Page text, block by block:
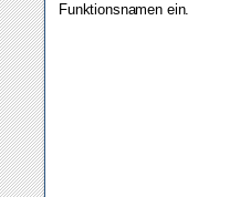
Funktionsnamen ein.